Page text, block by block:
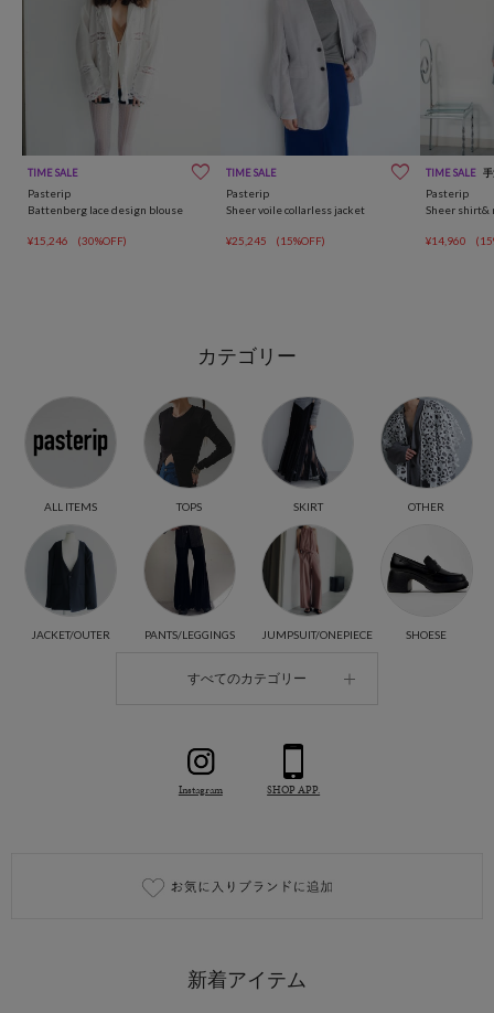
TIME SALE
Pasterip
Battenberg lace design blouse
¥15,246 (30%OFF)
TIME SALE
Pasterip
Sheer voile collarless jacket
¥25,245 (15%OFF)
TIME SALE
Pasterip
Sheer shirt&
¥14,960
カテゴリー
ALL ITEMS
JACKET/OUTER
TOPS
PANTS/LEGGINGS
SKIRT
JUMPSUIT/ONEPIECE
OTHER
SHOESE
すべてのカテゴリー
Instagram SHOP APP.